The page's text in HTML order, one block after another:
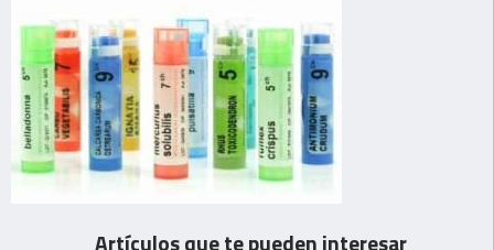
Artículos que te pueden interesar